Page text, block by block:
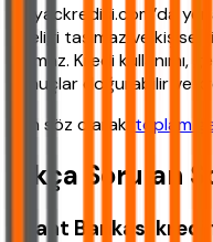
ihtiyackredisi.com’da
niteliği taşımaz ve kişisel
olamaz. Kredi
sonuçlar doğurabilir ve
Son söz olarak, toplam
Sıkça Sorulan
Ziraat Bankası